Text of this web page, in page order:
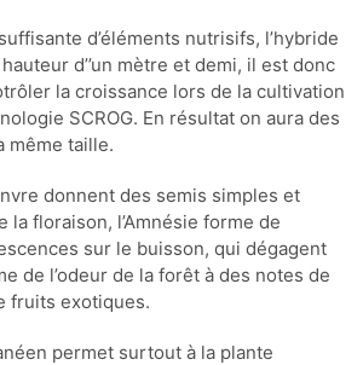
d’éléments nutrisifs, l’hybride
d’’un mètre et demi, il est donc
la croissance lors de la cultivation
SCROG. En résultat on aura des
même taille.
donnent des semis simples et
la floraison, l’Amnésie forme de
sur le buisson, qui dégagent
de l’odeur de la forêt à des notes de
fruits exotiques.
permet surtout à la plante